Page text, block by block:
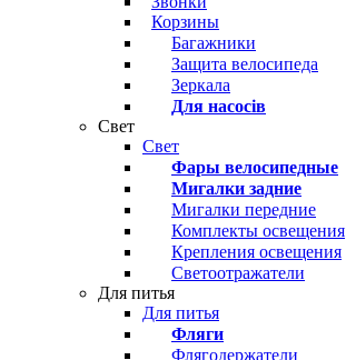
Корзины
Багажники
Защита велосипеда
Зеркала
Для насосів
Свет
Свет
Фары велосипедные
Мигалки задние
Мигалки передние
Комплекты освещения
Крепления освещения
Светоотражатели
Для питья
Для питья
Фляги
Флягодержатели